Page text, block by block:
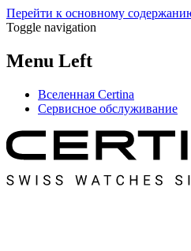
Перейти к основному
Toggle navigation
Menu Left
Вселенная Certina
Сервисное обслуживание